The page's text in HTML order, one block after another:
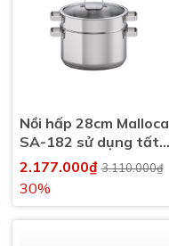
Nồi hấp 28cm Malloca
SA-182 sử dụng tất
cả các loại bếp
2.177.000₫3.110.000₫
30%